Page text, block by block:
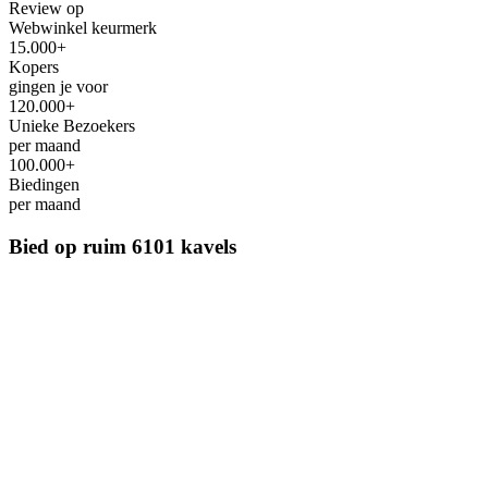
Review op
Webwinkel keurmerk
15.000+
Kopers
gingen je voor
120.000+
Unieke Bezoekers
per maand
100.000+
Biedingen
per maand
Bied op ruim 6101 kavels